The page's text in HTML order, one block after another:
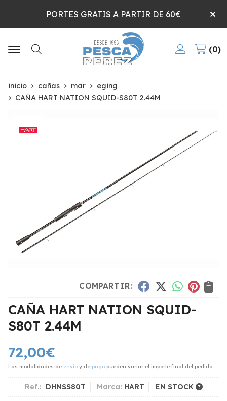
PORTES GRATIS A PARTIR DE 60€
Buscar
0
inicio cañas mar
eging
CAÑA HART NATION SQUID-S80T 2.44M
COMPARTIR:
CAÑA HART NATION SQUID-
S80T 2.44M
72,00€
Las modalidades de envío y de pago pueden variar el importe final del pedido.
Ref.: DHNSS80T Marca: HART EN STOCK